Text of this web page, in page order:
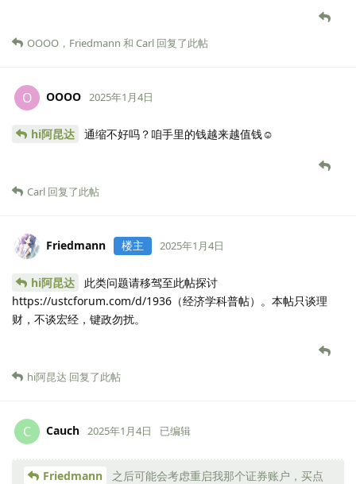
OOOO ， Friedmann 和 Carl 回复了此帖
O OOOO 2025年1月4日
hi阿昆达 通缩不好吗？咱手里的钱越来越值钱☺️
Carl 回复了此帖
Friedmann 楼主 2025年1月4日
hi阿昆达
此类问题请移驾至此帖探讨
https://ustcforum.com/d/1936（经济学科普帖）。本帖只谈理
财，不谈宏经，键政勿扰。
hi阿昆达 回复了此帖
C Cauch 2025年1月4日 已编辑
Friedmann
之后可能会考虑重启我那个证券账户，买点